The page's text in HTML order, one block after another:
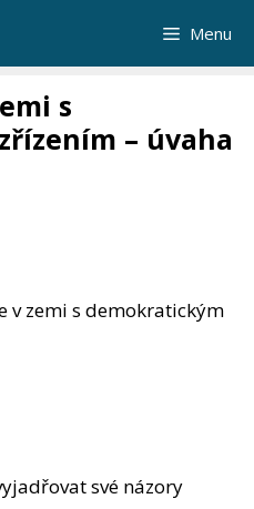
Menu
s
– úvaha
v zemi s demokratickým
své názory